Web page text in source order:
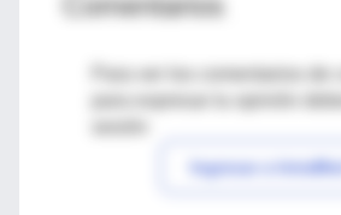
Para ver los comentarios de
Ingresar a IntraMed